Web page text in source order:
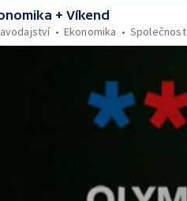
+ Víkend
Ekonomika Společnost